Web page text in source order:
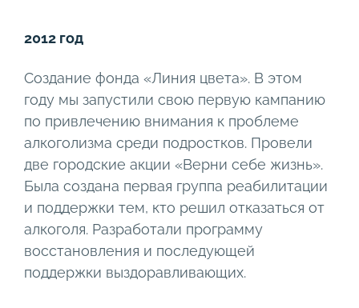
2012 год
Создание фонда «Линия цвета». В этом
году мы запустили свою первую кампанию
по привлечению внимания к проблеме
алкоголизма среди подростков. Провели
две городские акции «Верни себе жизнь».
Была создана первая группа реабилитации
и поддержки тем, кто решил отказаться от
алкоголя. Разработали программу
восстановления и последующей
поддержки выздоравливающих.